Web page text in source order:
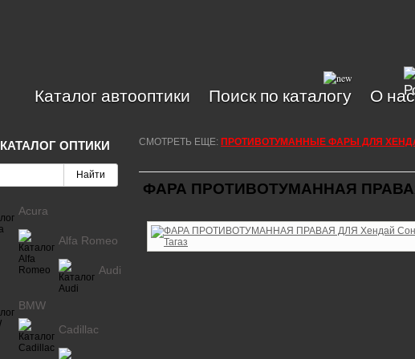
Каталог автооптики Поиск по каталогу О нас
СМОТРЕТЬ ЕЩЕ: ПРОТИВОТУМАННЫЕ ФАРЫ ДЛЯ
ФАРА ПРОТИВОТУМАННАЯ
КАТАЛОГ ОПТИКИ
Acura
Alfa Romeo
Audi
BMW
Cadillac